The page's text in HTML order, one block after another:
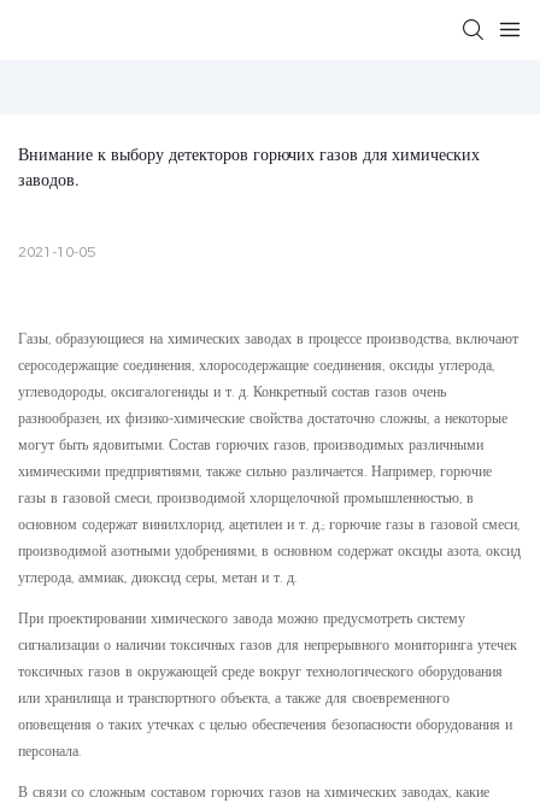
Внимание к выбору детекторов горючих газов для химических
заводов.
2021-10-05
Газы, образующиеся на химических заводах в процессе производства, включают
серосодержащие соединения, хлоросодержащие соединения, оксиды углерода,
углеводороды, оксигалогениды и т. д. Конкретный состав газов очень
разнообразен, их физико-химические свойства достаточно сложны, а некоторые
могут быть ядовитыми. Состав горючих газов, производимых различными
химическими предприятиями, также сильно различается. Например, горючие
газы в газовой смеси, производимой хлорщелочной промышленностью, в
основном содержат винилхлорид, ацетилен и т. д.; горючие газы в газовой смеси,
производимой азотными удобрениями, в основном содержат оксиды азота, оксид
углерода, аммиак, диоксид серы, метан и т. д.
При проектировании химического завода можно предусмотреть систему
сигнализации о наличии токсичных газов для непрерывного мониторинга утечек
токсичных газов в окружающей среде вокруг технологического оборудования
или хранилища и транспортного объекта, а также для своевременного
оповещения о таких утечках с целью обеспечения безопасности оборудования и
персонала.
В связи со сложным составом горючих газов на химических заводах, какие